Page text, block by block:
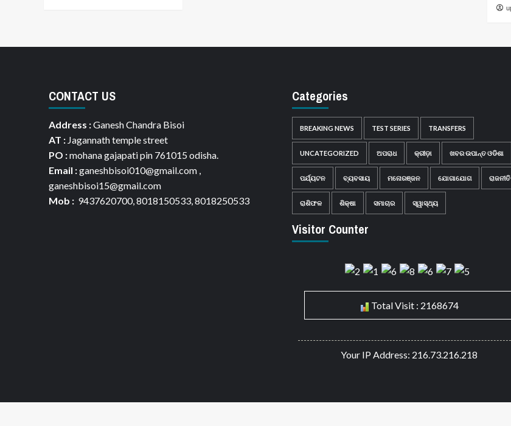
CONTACT US
Address :Ganesh Chandra Bisoi
AT :Jagannath temple street
PO :mohana gajapati pin 761015 odisha.
Email :ganeshbisoi010@gmail.com ,
ganeshbisoi15@gmail.com
Mob :9437620700, 8018150533, 8018250533
Categories
BREAKING NEWS TEST SERIES TRANSFERS
UNCATEGORIZED ଅପରାଧ କ୍ରୀଡ଼ା ଖବର ଉପାନ୍ତ ଓଡିଶା
ପର୍ଯ୍ୟଟନ ବ୍ୟବସାୟ ମନୋରଞ୍ଜନ ଯୋଗାଯୋଗ ରାଜନୀତି
ରାଶିଫଳ ଶିକ୍ଷା ସମାଚାର ସ୍ୱାସ୍ଥ୍ୟ
Visitor Counter
Total Visit : 2168674
Your IP Address: 216.73.216.218